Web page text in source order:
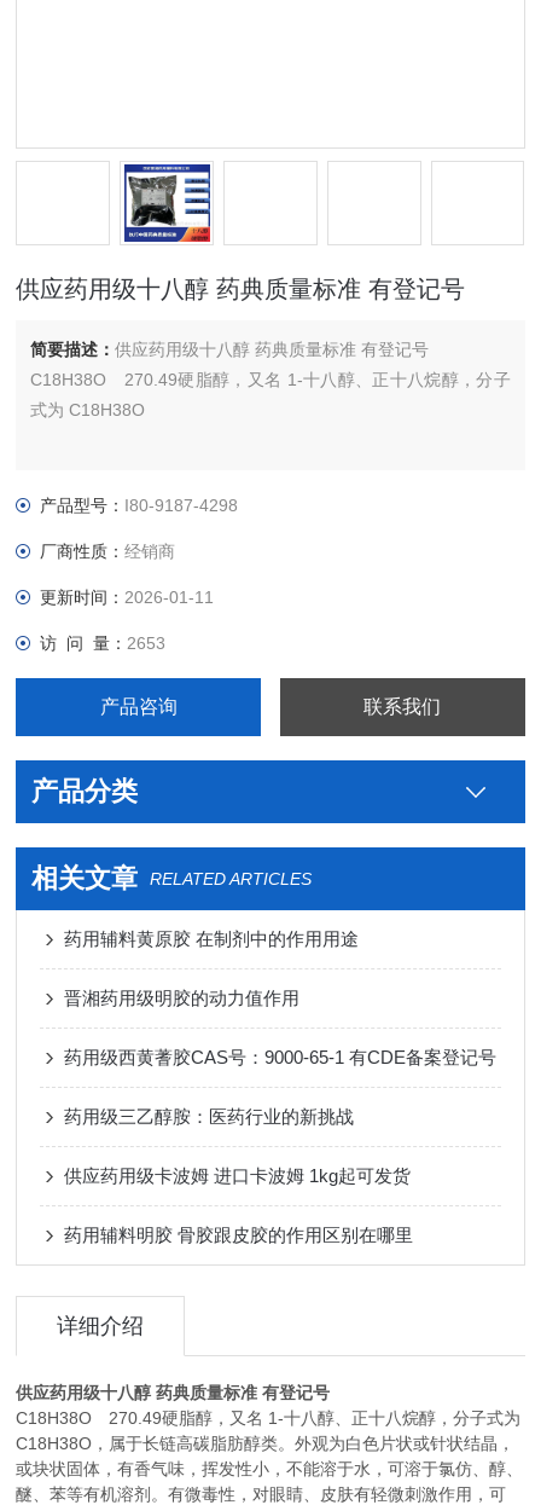
供应药用级十八醇 药典质量标准 有登记号
简要描述：供应药用级十八醇 药典质量标准 有登记号
C18H38O 270.49硬脂醇，又名 1-十八醇、正十八烷醇，分子
式为 C18H38O
产品型号： I80-9187-4298
厂商性质：经销商
更新时间： 2026-01-11
访 问 量： 2653
产品咨询 联系我们
产品分类
相关文章 RELATED ARTICLES
药用辅料黄原胶 在制剂中的作用用途
晋湘药用级明胶的动力值作用
药用级西黄蓍胶CAS号：9000-65-1 有CDE备案登记号
药用级三乙醇胺：医药行业的新挑战
供应药用级卡波姆 进口卡波姆 1kg起可发货
药用辅料明胶 骨胶跟皮胶的作用区别在哪里
详细介绍
供应药用级十八醇 药典质量标准 有登记号
C18H38O 270.49硬脂醇，又名 1-十八醇、正十八烷醇，分子式为
C18H38O，属于长链高碳脂肪醇类。外观为白色片状或针状结晶，
或块状固体，有香气味，挥发性小，不能溶于水，可溶于氯仿、醇、
醚、苯等有机溶剂。有微毒性，对眼睛、皮肤有轻微刺激作用，可